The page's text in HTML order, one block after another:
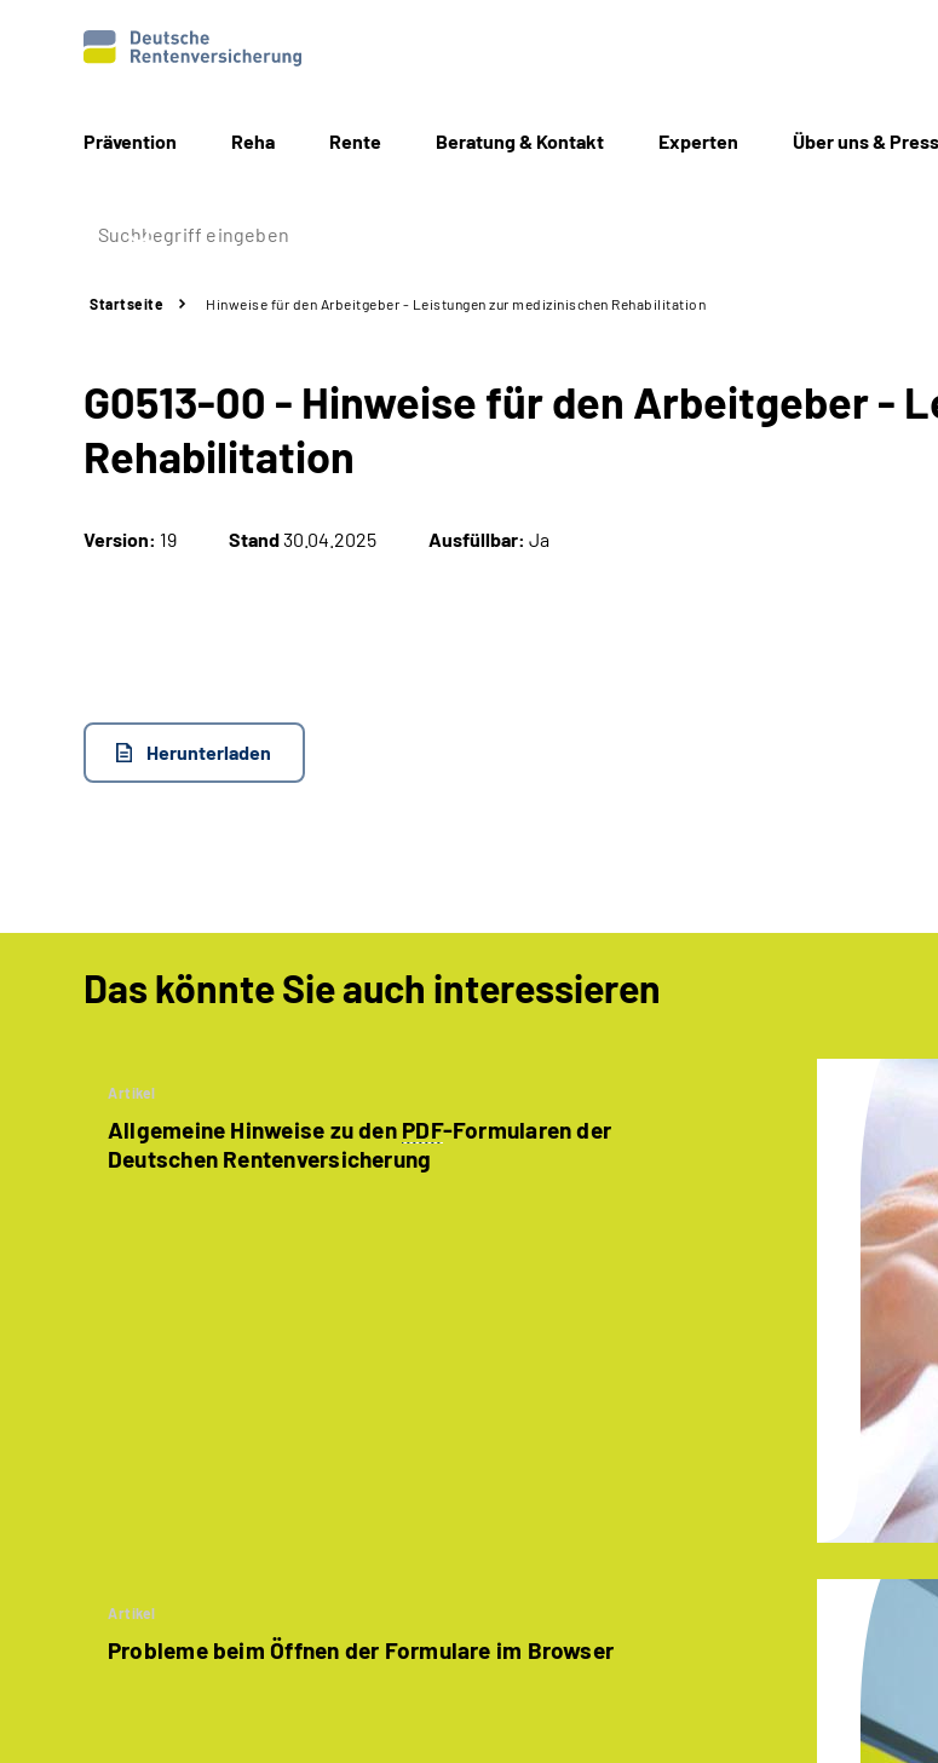
Prävention Reha Rente Beratung & Kontakt Experten Über uns &
Startseite Hinweise für den Arbeitgeber - Leistungen zur medizinischen Rehabilitation
G0513-00 - Hinweise für den Arbeitgeber -
Rehabilitation
Version: 19 Stand30.04.2025 Ausfüllbar: Ja
Herunterladen
Das könnte Sie auch interessieren
Artikel
Allgemeine Hinweise zu den PDF-Formularen der
Deutschen Rentenversicherung
Artikel
Probleme beim Öffnen der Formulare im Browser